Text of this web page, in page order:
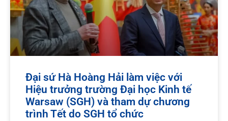
Đại sứ Hà Hoàng Hải làm việc với
Hiệu trưởng trường Đại học Kinh tế
Warsaw (SGH) và tham dự chương
trình Tết do SGH tổ chức